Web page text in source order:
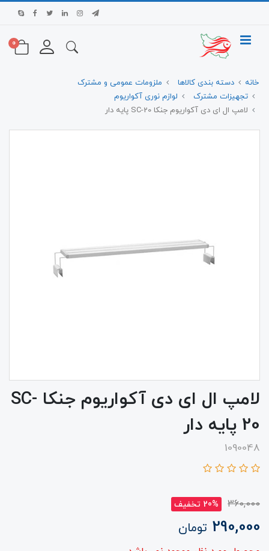
0
خانه دسته بندی کالاها
ملزومات عمومی و مشترک
تجهیزات مشترک
لوازم نوری آکواریوم
لامپ ال ای دی آکواریوم جنکا SC-20 پایه دار
لامپ ال ای دی آکواریوم جنکا SC-
20 پایه دار
1090048
360,000 20% تخفیف
290,000 تومان